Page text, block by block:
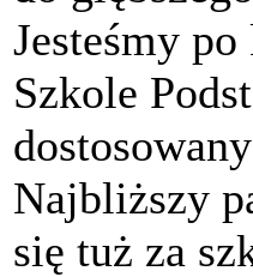
Jesteśmy
Szkole
Najbliższy
się tuż za